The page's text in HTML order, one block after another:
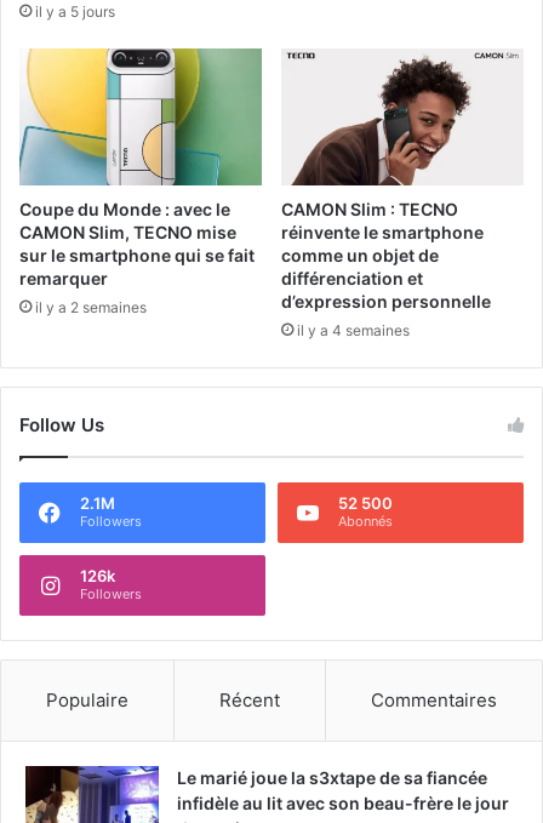
il y a 5 jours
Coupe du Monde : avec le
CAMON Slim, TECNO mise
sur le smartphone qui se fait
remarquer
il y a 2 semaines
CAMON Slim : TECNO
réinvente le smartphone
comme un objet de
différenciation et
d’expression personnelle
il y a 4 semaines
Follow Us
2.1M
Followers
52 500
Abonnés
126k
Followers
Populaire Récent Commentaires
Le marié joue la s3xtape de sa fiancée
infidèle au lit avec son beau-frère le jour